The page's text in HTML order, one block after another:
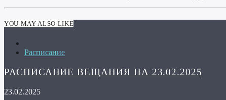
YOU MAY ALSO LIKE
Расписание
РАСПИСАНИЕ ВЕЩАНИЯ НА 23.02.2025
23.02.2025